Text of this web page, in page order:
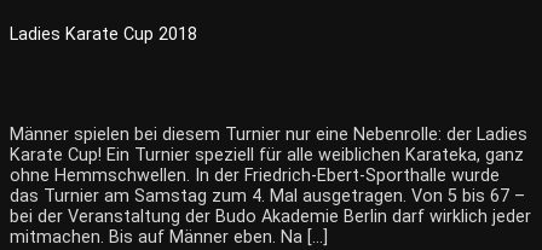
Ladies Karate Cup 2018
Männer spielen bei diesem Turnier nur eine Nebenrolle: der Ladies
Karate Cup! Ein Turnier speziell für alle weiblichen Karateka, ganz
ohne Hemmschwellen. In der Friedrich-Ebert-Sporthalle wurde
das Turnier am Samstag zum 4. Mal ausgetragen. Von 5 bis 67 –
bei der Veranstaltung der Budo Akademie Berlin darf wirklich jeder
mitmachen. Bis auf Männer eben. Na […]